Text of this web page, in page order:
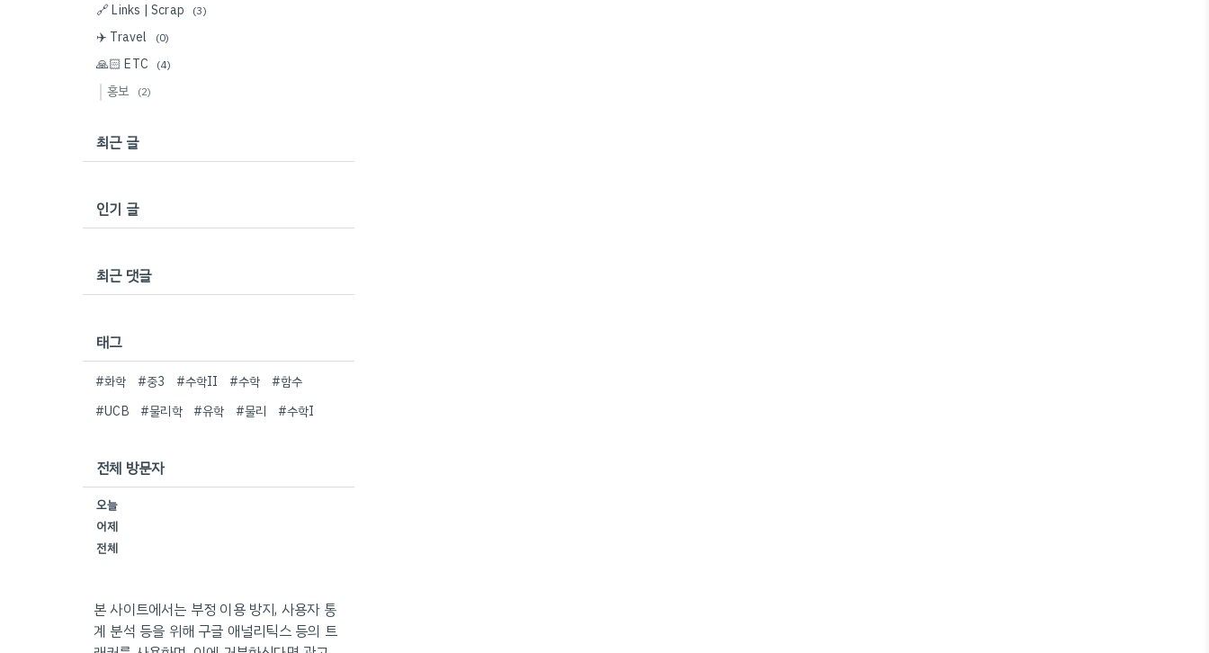
🔗 Links | Scrap (3)
✈️ Travel (0)
🙏🏻 ETC (4)
홍보 (2)
최근 글
인기 글
최근 댓글
태그
#화학 #중3 #수학II #수학
#함수
#UCB
#물리학 #유학 #물리 #수학I
전체 방문자
오늘
어제
전체
본 사이트에서는 부정 이용 방지, 사용자 통
계 분석 등을 위해 구글 애널리틱스 등의 트